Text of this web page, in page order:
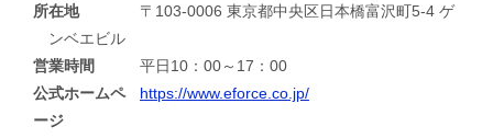
所在地
〒103-0006 東京都中央区日本橋富沢町5-4 ゲ
ンベエビル
営業時間
平日10：00～17：00
公式ホームペ
ージ
https://www.eforce.co.jp/